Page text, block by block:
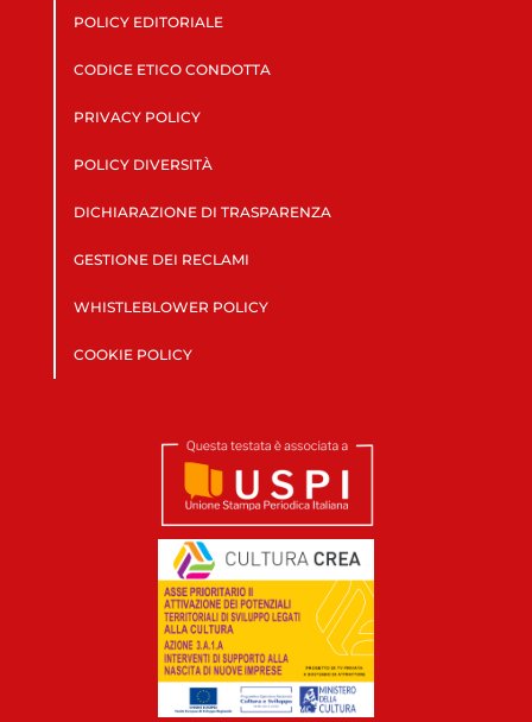
POLICY EDITORIALE
CODICE ETICO CONDOTTA
PRIVACY POLICY
POLICY DIVERSITÀ
DICHIARAZIONE DI TRASPARENZA
GESTIONE DEI RECLAMI
WHISTLEBLOWER POLICY
COOKIE POLICY